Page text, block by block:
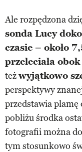
Ale rozpędzona
sonda Lucy
czasie – około
przeleciała
teżwyjątkowo
perspektywy
przedstawia plamę
pobliżu środka
fotografii można
tym stosunkowo